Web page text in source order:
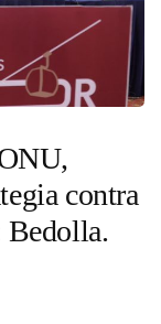
contra
Bedolla.